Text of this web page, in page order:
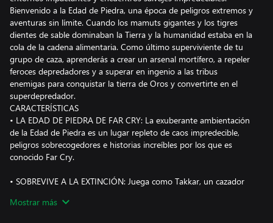
Bienvenido a la Edad de Piedra, una época de peligros extremos y
aventuras sin límite. Cuando los mamuts gigantes y los tigres
dientes de sable dominaban la Tierra y la humanidad estaba en la
cola de la cadena alimentaria. Como último superviviente de tu
grupo de caza, aprenderás a crear un arsenal mortífero, a repeler
feroces depredadores y a superar en ingenio a las tribus
enemigas para conquistar la tierra de Oros y convertirte en el
superdepredador.
CARACTERÍSTICAS
• LA EDAD DE PIEDRA DE FAR CRY: La exuberante ambientación
de la Edad de Piedra es un lugar repleto de caos impredecible,
peligros sobrecogedores e historias increíbles por los que es
conocido Far Cry.
• SOBREVIVE A LA EXTINCIÓN: Juega como Takkar, un cazador
objetivo: sobrevivir en un mundo donde tú eres la presa.
Mostrar más